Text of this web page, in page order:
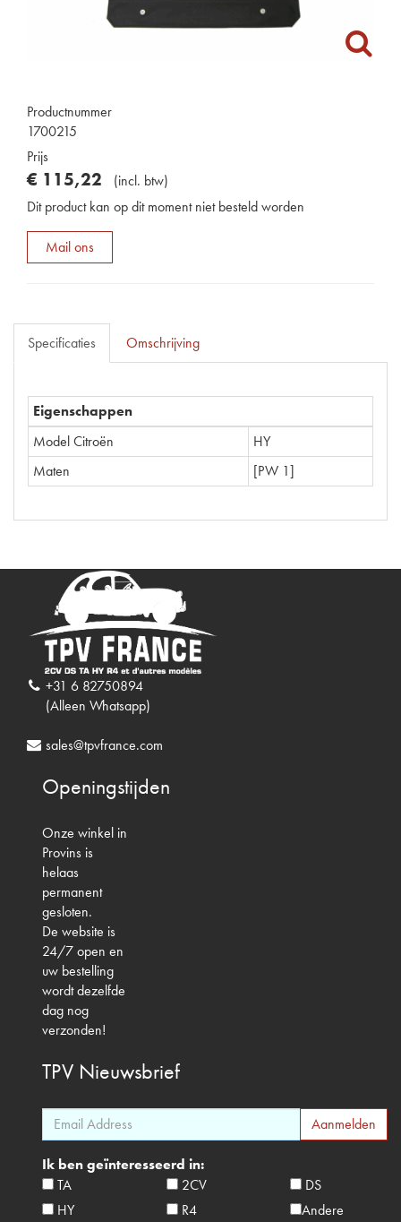
Productnummer
1700215
Prijs
€ 115,22 (incl. btw)
Dit product kan op dit moment niet besteld worden
Mail ons
Specificaties Omschrijving
Eigenschappen
Model Citroën
HY
Maten
[PW 1]
+31 6 82750894
(Alleen Whatsapp)
sales@tpvfrance.com
Openingstijden
Onze winkel in
Provins is
helaas
permanent
gesloten.
De website is
24/7 open en
uw bestelling
wordt dezelfde
dag nog
verzonden!
TPV Nieuwsbrief
Ik ben geïnteresseerd in:
TA
2CV
DS
HY
R4
Andere